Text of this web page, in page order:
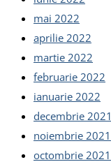
mai 2022
aprilie 2022
martie 2022
februarie 2022
ianuarie 2022
decembrie 2021
noiembrie 2021
octombrie 2021